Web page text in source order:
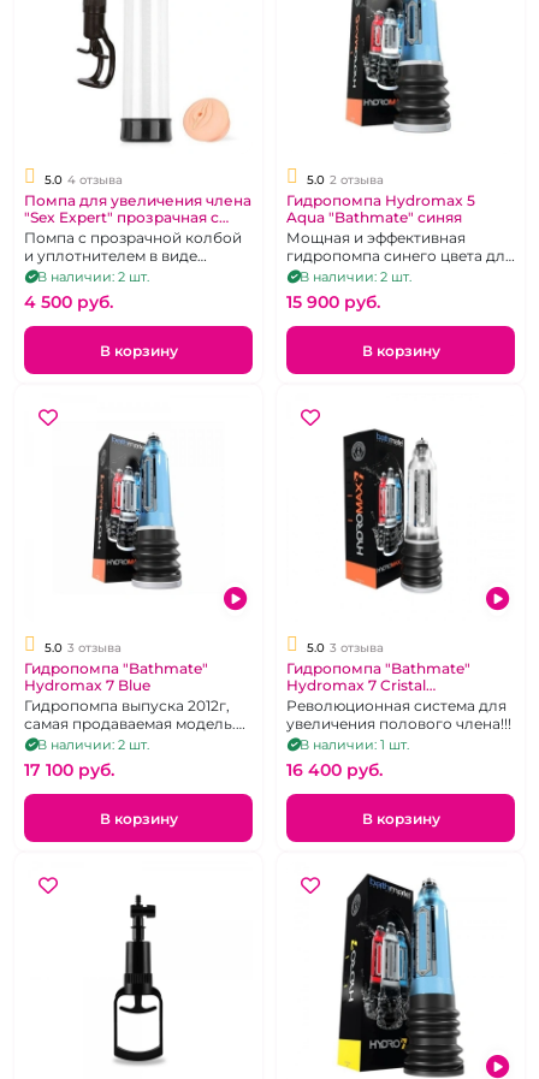
5.0 4 отзыва
Помпа для увеличения члена
"Sex Expert" прозрачная с
уплотнителем
Помпа с прозрачной колбой
и уплотнителем в виде
вагины.
В наличии: 2 шт.
4 500 pуб.
В корзину
5.0 2 отзыва
Гидропомпа Hydromax 5
Aqua "Bathmate" синяя
Мощная и эффективная
гидропомпа синего цвета для
пользователей с размером
пениса до 13 см.
В наличии: 2 шт.
15 900 pуб.
В корзину
5.0 3 отзыва
Гидропомпа "Bathmate"
Hydromax 7 Blue
Гидропомпа выпуска 2012г,
самая продаваемая модель.
Подходит для размеров
пениса от 10 до 18 см, 2 года
гарантии
В наличии: 2 шт.
17 100 pуб.
В корзину
5.0 3 отзыва
Гидропомпа "Bathmate"
Hydromax 7 Cristal
прозрачная
Революционная система для
увеличения полового члена!!!
В наличии: 1 шт.
16 400 pуб.
В корзину